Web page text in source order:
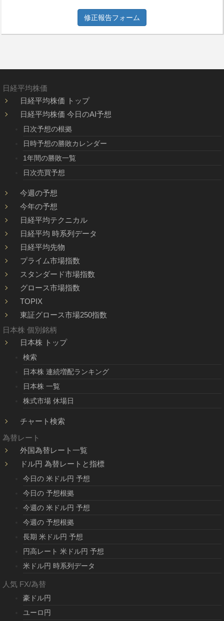
修正報告フォーム
日経平均株価
日経平均株価 トップ
日経平均株価 今日のAI予想
日次予想の根拠
日時予想の勝敗カレンダー
1年間の勝敗一覧
日次売買予想
今週の予想
今年の予想
日経平均テクニカル
日経平均 時系列データ
日経平均先物
プライム市場指数
スタンダード市場指数
グロース市場指数
TOPIX
東証グロース市場250指数
日本株 個別銘柄
日本株 トップ
検索
日本株 連続増配ランキング
日本株 一覧
株式市場 休場日
チャート検索
為替レート
外国為替レート一覧
ドル円 為替レートと指標
今日の 米ドル円 予想
今日の 予想根拠
今週の 米ドル円 予想
今週の 予想根拠
長期 米ドル円 予想
円高レート 米ドル円 予想
米ドル円 時系列データ
人気 FX/為替
豪ドル円
ユーロ円